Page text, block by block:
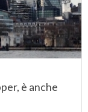
è anche